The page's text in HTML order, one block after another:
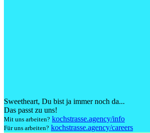
Sweetheart, Du bist ja immer noch da...
Das passt zu uns!
Mit uns arbeiten? kochstrasse.agency/info
Für uns arbeiten? kochstrasse.agency/careers